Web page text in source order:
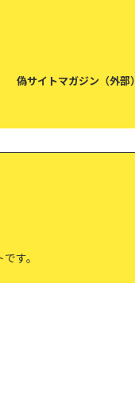
偽サイトマガジン（外部）
す。